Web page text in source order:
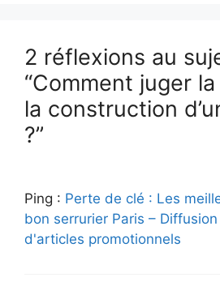
2 réflexions au
“Comment juger
la construction
?”
Ping : Perte de clé : Les
bon serrurier Paris –
d'articles promotionnels